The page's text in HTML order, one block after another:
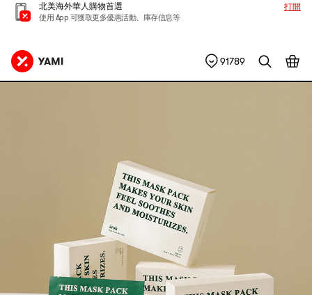
北美海外華人購物首選
使用 App 可獲取更多優惠活動、庫存信息等
打開
91789